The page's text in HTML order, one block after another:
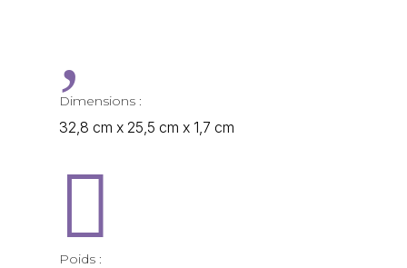
,
Dimensions :
32,8 cm x 25,5 cm x 1,7 cm

Poids :